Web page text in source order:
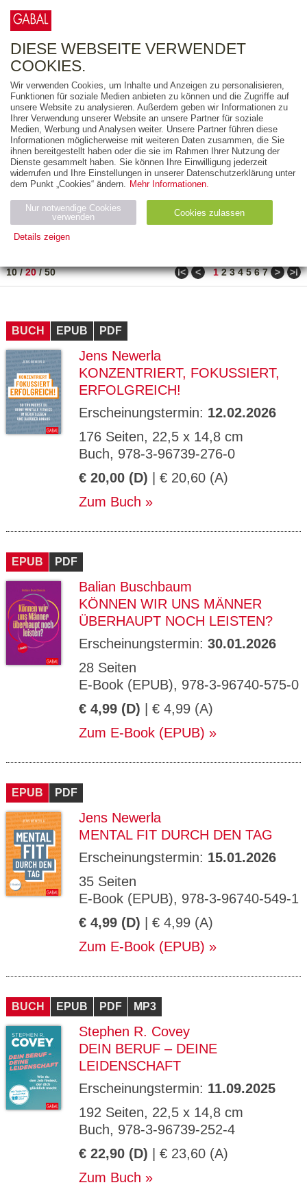
FREITEXT
AUSGABEART
AUS DER REIHE
ZUM THEMA
Neuerscheinung
Bestseller
PREIS
10/20/50 ǀ< < 1 2 3 4 5 6 7 > >ǀ
BUCH EPUB PDF
Jens Newerla
KONZENTRIERT, FOKUSSIERT,
ERFOLGREICH!
Erscheinungstermin: 12.02.2026
176 Seiten, 22,5 x 14,8 cm
Buch, 978-3-96739-276-0
€ 20,00 (D) | € 20,60 (A)
Zum Buch
EPUB PDF
Balian Buschbaum
KÖNNEN WIR UNS MÄNNER
ÜBERHAUPT NOCH LEISTEN?
Erscheinungstermin: 30.01.2026
28 Seiten
E-Book (EPUB), 978-3-96740-575-0
€ 4,99 (D) | € 4,99 (A)
Zum E-Book (EPUB)
EPUB PDF
Jens Newerla
MENTAL FIT DURCH DEN TAG
Erscheinungstermin: 15.01.2026
35 Seiten
E-Book (EPUB), 978-3-96740-549-1
€ 4,99 (D) | € 4,99 (A)
Zum E-Book (EPUB)
BUCH EPUB PDF MP3
Stephen R. Covey
DEIN BERUF – DEINE
LEIDENSCHAFT
Erscheinungstermin: 11.09.2025
192 Seiten, 22,5 x 14,8 cm
Buch, 978-3-96739-252-4
€ 22,90 (D) | € 23,60 (A)
Zum Buch
DIESE WEBSEITE VERWENDET
COOKIES.
Wir verwenden Cookies, um Inhalte und Anzeigen zu personalisieren,
Funktionen für soziale Medien anbieten zu können und die Zugriffe auf
unsere Website zu analysieren. Außerdem geben wir Informationen zu
Ihrer Verwendung unserer Website an unsere Partner für soziale
Medien, Werbung und Analysen weiter. Unsere Partner führen diese
Informationen möglicherweise mit weiteren Daten zusammen, die Sie
ihnen bereitgestellt haben oder die sie im Rahmen Ihrer Nutzung der
Dienste gesammelt haben. Sie können Ihre Einwilligung jederzeit
widerrufen und Ihre Einstellungen in unserer Datenschutzerklärung unter
dem Punkt „Cookies“ ändern. Mehr Informationen.
Nur notwendige Cookies
verwenden
Cookies zulassen
Details zeigen
Name Zweck
Ty
ESSION
_ID
verlag.
de
Session verwendet
GV_CO
OKIES
gabal-
Speichert den Zustimmungsstatus des
Domäne.
ge